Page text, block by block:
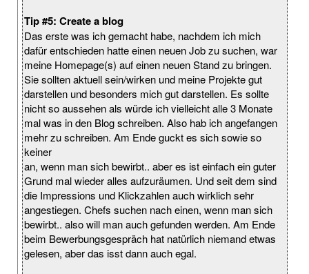
Tip #5: Create a blog
Das erste was ich gemacht habe, nachdem ich mich
dafür entschieden hatte einen neuen Job zu suchen, war
meine Homepage(s) auf einen neuen Stand zu bringen.
Sie sollten aktuell sein/wirken und meine Projekte gut
darstellen und besonders mich gut darstellen. Es sollte
nicht so aussehen als würde ich vielleicht alle 3 Monate
mal was in den Blog schreiben. Also hab ich angefangen
mehr zu schreiben. Am Ende guckt es sich sowie so
keiner
an, wenn man sich bewirbt.. aber es ist einfach ein guter
Grund mal wieder alles aufzuräumen. Und seit dem sind
die Impressions und Klickzahlen auch wirklich sehr
angestiegen. Chefs suchen nach einen, wenn man sich
bewirbt.. also will man auch gefunden werden. Am Ende
beim Bewerbungsgespräch hat natürlich niemand etwas
gelesen, aber das isst dann auch egal.